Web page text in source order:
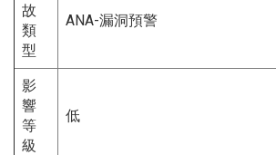
故
類
型
ANA-漏洞預警
影
響
等
級
低